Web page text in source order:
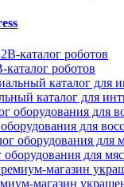
роботов
каталог для
для
для
магазин